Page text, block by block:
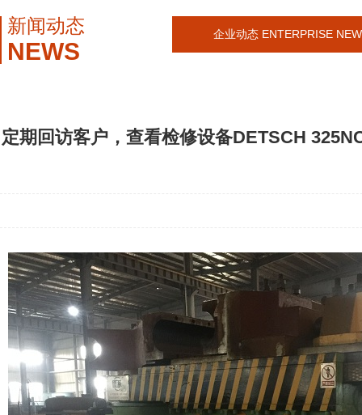
新闻动态
NEWS
企业动态 ENTERPRISE
定期回访客户，查看检修设备DETSCH